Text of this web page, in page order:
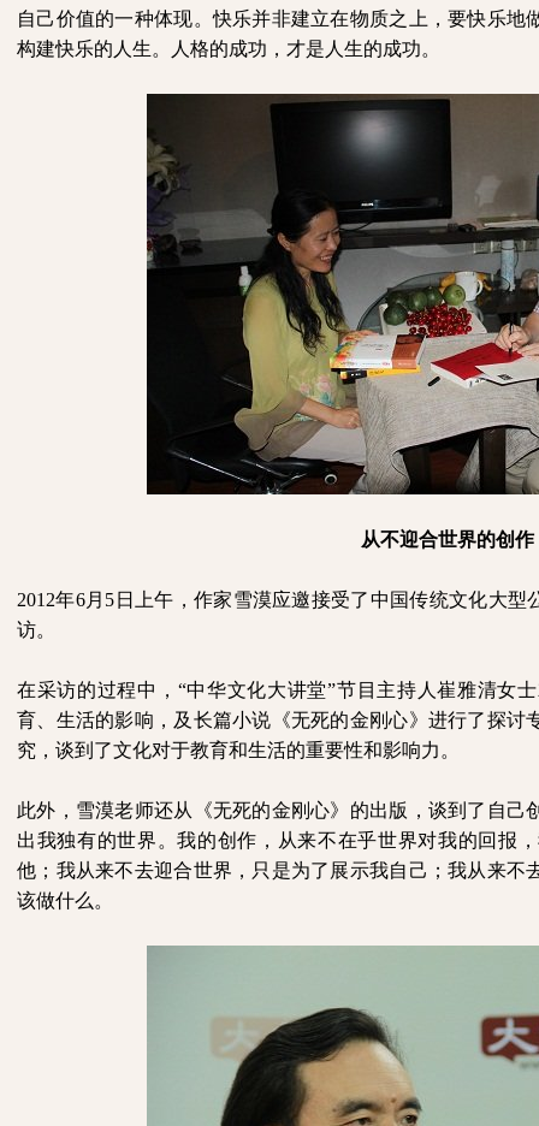
自己价值的一种体现。快乐并非建立在物质之上，要快乐地
构建快乐的人生。人格的成功，才是人生的成功。
从不迎合世界的创作
2012年6月 5 日上午，作家雪漠应邀接受了中国传统文化大型
访。
在采访的过程中，“中华文化大讲堂”节目主持人崔雅清女
育、生活的影响，及长篇小说《无死的金刚心》进行了探讨
究，谈到了文化对于教育和生活的重要性和影响力。
此外，雪漠老师还从《无死的金刚心》的出版，谈到了自己
出我独有的世界。我的创作，从来不在乎世界对我的回报
他；我从来不去迎合世界，只是为了展示我自己；我从来不
该做什么。